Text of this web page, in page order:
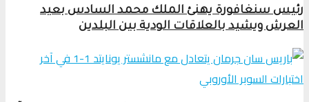
رئيس سنغافورة يهنئ الملك محمد السادس بعيد
العرش ويشيد بالعلاقات الودية بين البلدين